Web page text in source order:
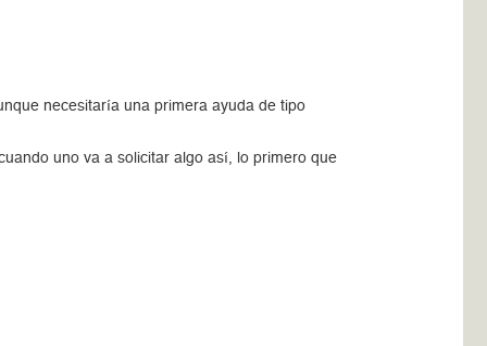
necesitaría una primera ayuda de tipo
uno va a solicitar algo así, lo primero que